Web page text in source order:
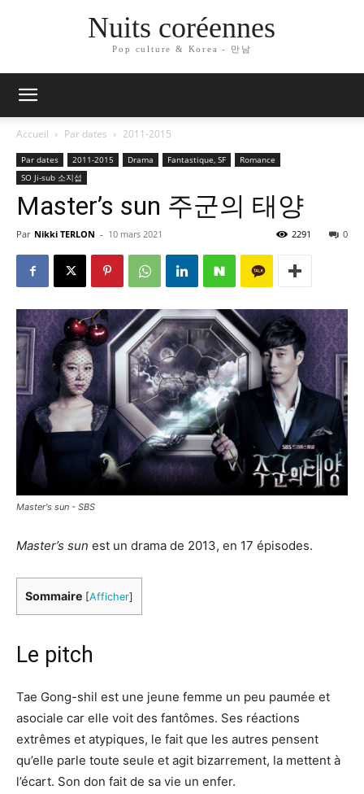
Nuits coréennes
Pop culture & Korea - 만남
Accueil Par dates 2011-2015
Par dates 2011-2015 Drama Fantastique, SF
Romance
SO Ji-sub 소지섭
Master’s sun 주군의 태양
Par Nikki TERLON - 10 mars 2021 0
2291
Master's sun - SBS
Master’s sun est un drama de 2013, en 17 épisodes.
Sommaire [Afficher]
Le pitch
Tae Gong-shil est une jeune femme un peu paumée et
asociale car elle voit des fantômes. Ses réactions
extrêmes et atypiques, le fait que les autres pensent
qu’elle parle toute seule et agit bizarrement, la mettent à
l’écart. Son don fait de sa vie un enfer.